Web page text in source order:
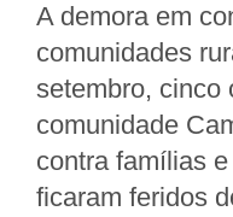
A demora em
comunidades
setembro, cinco
comunidade
contra famílias
ficaram feridos